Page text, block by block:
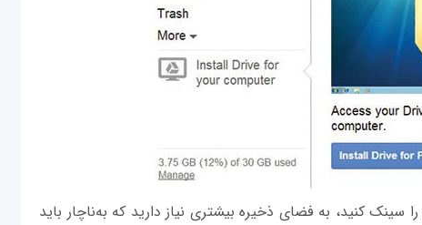
سینک کنید، به فضای ذخیره بیشتری نیاز دارید که به‌ناچار باید